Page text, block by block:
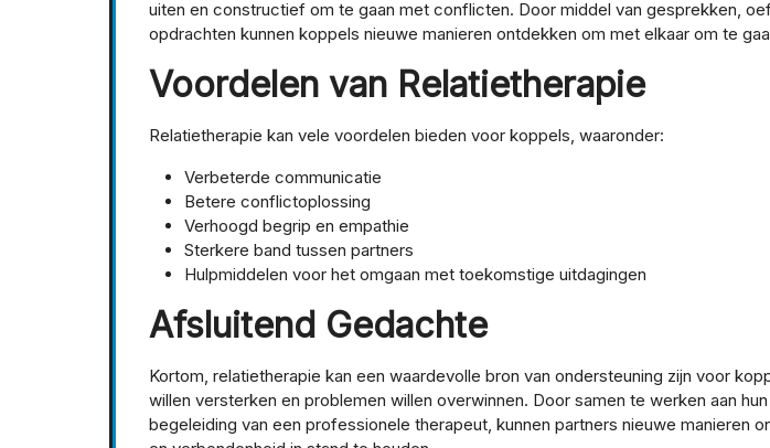
uiten en constructief om te gaan met conflicten. Door middel van gesprekken,
opdrachten kunnen koppels nieuwe manieren ontdekken om met elkaar om te
Voordelen van Relatietherapie
Relatietherapie kan vele voordelen bieden voor koppels, waaronder:
Verbeterde communicatie
Betere conflictoplossing
Verhoogd begrip en empathie
Sterkere band tussen partners
Hulpmiddelen voor het omgaan met toekomstige uitdagingen
Afsluitend Gedachte
Kortom, relatietherapie kan een waardevolle bron van ondersteuning zijn voor
willen versterken en problemen willen overwinnen. Door samen te werken aan
begeleiding van een professionele therapeut, kunnen partners nieuwe manieren